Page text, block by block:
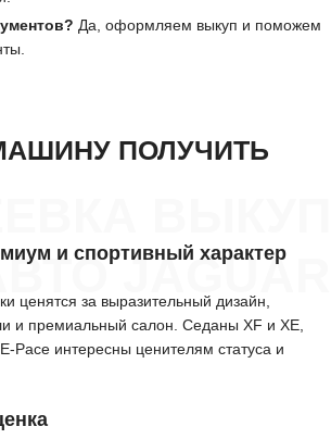
Да, оформляем выкуп и поможем
ВЫКУП
JAGUAR
ПОЛУЧИТЬ
и спортивный характер
ценятся за выразительный дизайн,
и премиальный салон. Седаны XF и XE,
Pace интересны ценителям статуса и